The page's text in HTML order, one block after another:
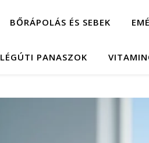
BŐRÁPOLÁS ÉS SEBEK
LÉGÚTI PANASZOK